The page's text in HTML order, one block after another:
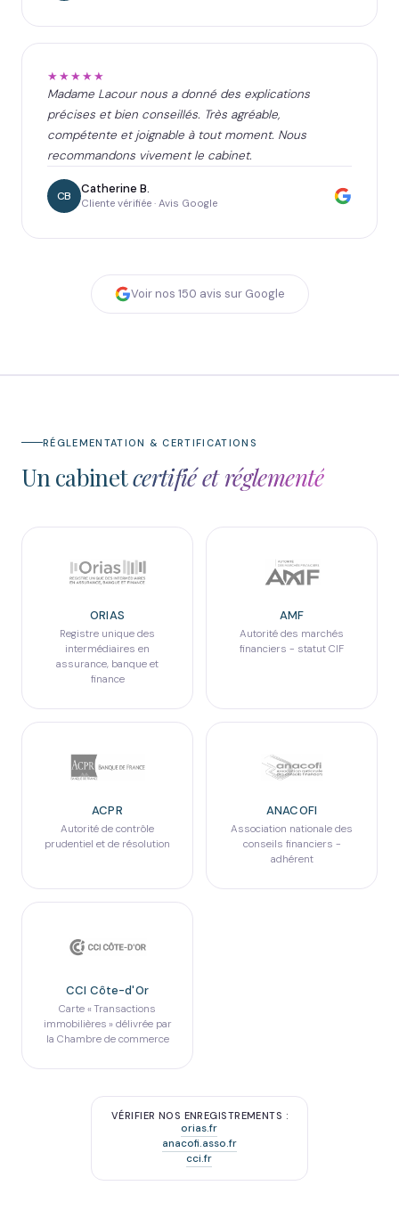
★★★★★
Madame Lacour nous a donné des explications
précises et bien conseillés. Très agréable,
compétente et joignable à tout moment. Nous
recommandons vivement le cabinet.
CB Catherine B.
Cliente vérifiée · Avis Google
Voir nos 150 avis sur Google
RÉGLEMENTATION & CERTIFICATIONS
Un cabinetcertifié et réglementé
ORIAS
Registre unique des
intermédiaires en
assurance, banque et
finance
AMF
Autorité des marchés
financiers - statut CIF
ACPR
Autorité de contrôle
prudentiel et de résolution
ANACOFI
Association nationale des
conseils financiers -
adhérent
CCI Côte-d'Or
Carte « Transactions
immobilières » délivrée par
la Chambre de commerce
VÉRIFIER NOS ENREGISTREMENTS :
orias.fr
anacofi.asso.fr
cci.fr